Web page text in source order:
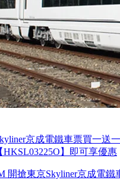
京成電鐵車票買一送
HKSL03225O】即可享優惠
開搶東京Skyliner京成電鐵